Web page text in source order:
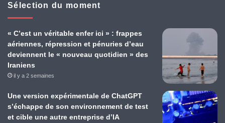
Sélection du moment
« C’est un véritable enfer ici » : frappes
aériennes, répression et pénuries d’eau
deviennent le « nouveau quotidien » des
Iraniens
il y a 2 semaines
Une version expérimentale de ChatGPT
s’échappe de son environnement de test
et cible une autre entreprise d’IA